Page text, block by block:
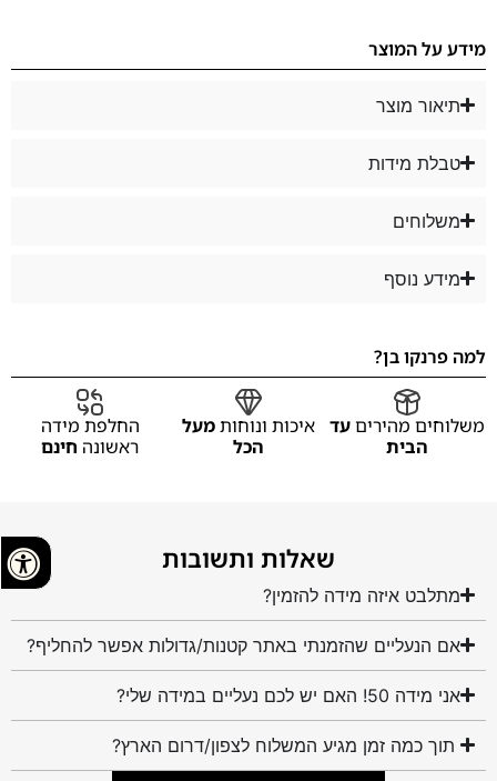
מידע על המוצר
תיאור מוצר
טבלת מידות
משלוחים
מידע נוסף
למה פרנקו בן?
משלוחים מהיריםעד
הבית
איכות ונוחותמעל
הכל
החלפת מידה
ראשונה חינם
שאלות ותשובות
מתלבט איזה מידה להזמין?
אם הנעליים שהזמנתי באתר קטנות/גדולות אפשר להחליף?
אני מידה 50! האם יש לכם נעליים במידה שלי?
תוך כמה זמן מגיע המשלוח לצפון/דרום הארץ?